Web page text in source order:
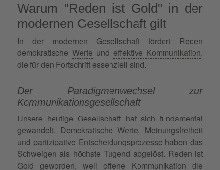
Warum "Reden ist Gold" in der
modernen Gesellschaft gilt
In der modernen Gesellschaft fördert Reden
demokratische Werte und effektive Kommunikation,
die für den Fortschritt essenziell sind.
Der Paradigmenwechsel zur
Kommunikationsgesellschaft
Unsere heutige Gesellschaft hat sich fundamental
gewandelt. Demokratische Werte, Meinungsfreiheit
und partizipative Entscheidungsprozesse haben das
Schweigen als höchste Tugend abgelöst. Reden ist
Gold geworden, weil offene Kommunikation die